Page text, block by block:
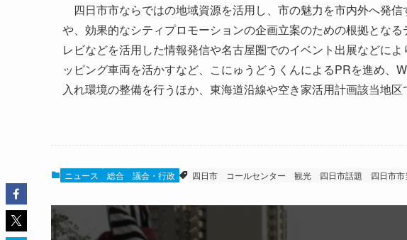
四日市市ならではの地域資源を活用し、市の魅力を市内外へ発
や、効果的なシティプロモーションの企画立案のための根拠とな
レビなどを活用した情報発信や名古屋圏でのイベント出展などに
ッピング車両を活かすなど、こにゅうどうくんによるPRを進め、
入れ環境の整備を行うほか、東海道沿線や空き家活用計画該当地区
ニュース 総合 議会・行政 四日市 コールセンター 観光 四日市話題 四日市